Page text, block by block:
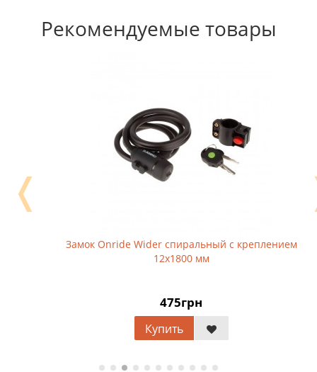
Рекомендуемые товары
Замок Onride Wider спиральный с креплением
12x1800 мм
475грн
Купить
❬